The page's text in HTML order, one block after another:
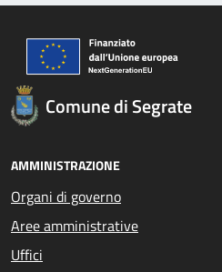
Comune di Segrate
AMMINISTRAZIONE
Organi di governo
Aree amministrative
Uffici